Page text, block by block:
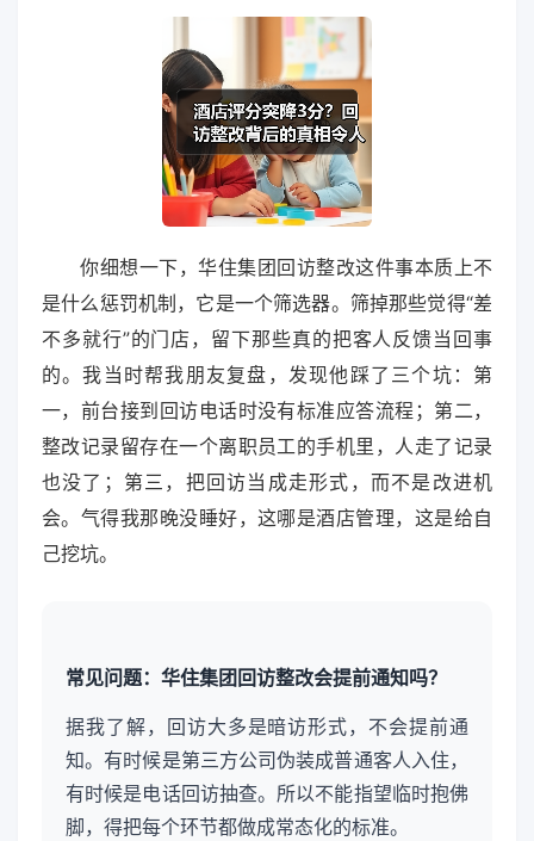
你细想一下，华住集团回访整改这件事本质上不
是什么惩罚机制，它是一个筛选器。筛掉那些觉得“差
不多就行”的门店，留下那些真的把客人反馈当回事
的。我当时帮我朋友复盘，发现他踩了三个坑：第
一，前台接到回访电话时没有标准应答流程；第二，
整改记录留存在一个离职员工的手机里，人走了记录
也没了；第三，把回访当成走形式，而不是改进机
会。气得我那晚没睡好，这哪是酒店管理，这是给自
己挖坑。
常见问题：华住集团回访整改会提前通知吗？
据我了解，回访大多是暗访形式，不会提前通
知。有时候是第三方公司伪装成普通客人入住，
有时候是电话回访抽查。所以不能指望临时抱佛
脚，得把每个环节都做成常态化的标准。